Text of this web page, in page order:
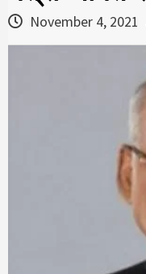
November 4, 2021